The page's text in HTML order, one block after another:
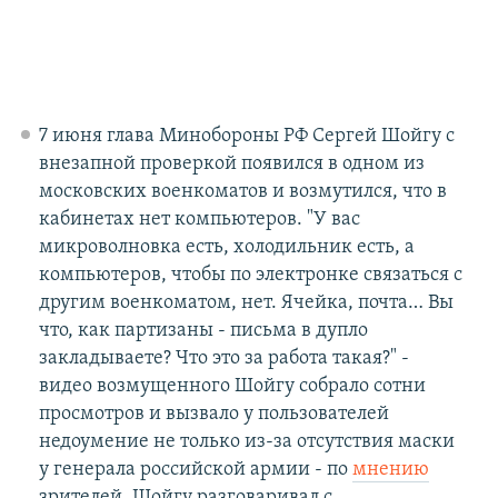
7 июня глава Минобороны РФ Сергей Шойгу с
внезапной проверкой появился в одном из
московских военкоматов и возмутился, что в
кабинетах нет компьютеров. "У вас
микроволновка есть, холодильник есть, а
компьютеров, чтобы по электронке связаться с
другим военкоматом, нет. Ячейка, почта… Вы
что, как партизаны - письма в дупло
закладываете? Что это за работа такая?" -
видео возмущенного Шойгу собрало сотни
просмотров и вызвало у пользователей
недоумение не только из-за отсутствия маски
у генерала российской армии - по мнению